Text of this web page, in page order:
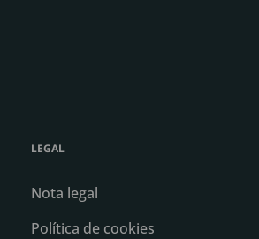
LEGAL
Nota legal
Política de cookies